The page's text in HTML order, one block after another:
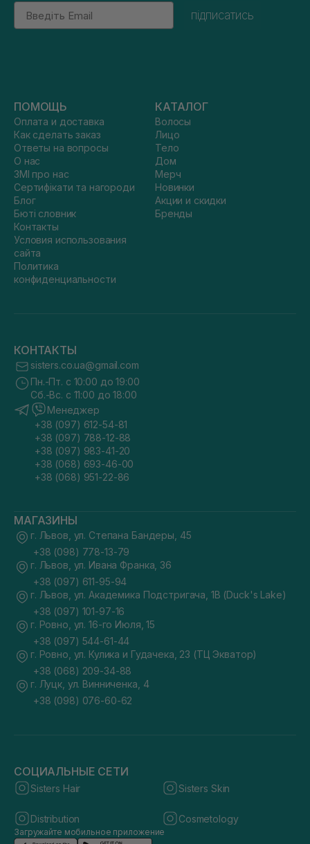
Email
підписатись
ПОМОЩЬ
Оплата и доставка
Как сделать заказ
Ответы на вопросы
О нас
ЗМІ про нас
Сертифікати та нагороди
Блог
Бюті словник
Контакты
Условия использования
сайта
Политика
конфиденциальности
КАТАЛОГ
Волосы
Лицо
Тело
Дом
Мерч
Новинки
Акции и скидки
Бренды
КОНТАКТЫ
sisters.co.ua@gmail.com
Пн.-Пт. с 10:00 до 19:00
Сб.-Вс. с 11:00 до 18:00
Менеджер
+38 (097) 612-54-81
+38 (097) 788-12-88
+38 (097) 983-41-20
+38 (068) 693-46-00
+38 (068) 951-22-86
МАГАЗИНЫ
г. Львов, ул. Степана Бандеры, 45
+38 (098) 778-13-79
г. Львов, ул. Ивана Франка, 36
+38 (097) 611-95-94
г. Львов, ул. Академика Подстригача, 1В (Duck's Lake)
+38 (097) 101-97-16
г. Ровно, ул. 16-го Июля, 15
+38 (097) 544-61-44
г. Ровно, ул. Кулика и Гудачека, 23 (ТЦ Экватор)
+38 (068) 209-34-88
г. Луцк, ул. Винниченка, 4
+38 (098) 076-60-62
СОЦИАЛЬНЫЕ СЕТИ
Sisters Hair Sisters Skin
Distribution Cosmetology
Загружайте мобильное приложение